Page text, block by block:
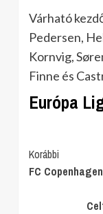
Várható
Pedersen,
Kornvig,
Finne és
Európa
Post
Navigation
Korábbi
FC